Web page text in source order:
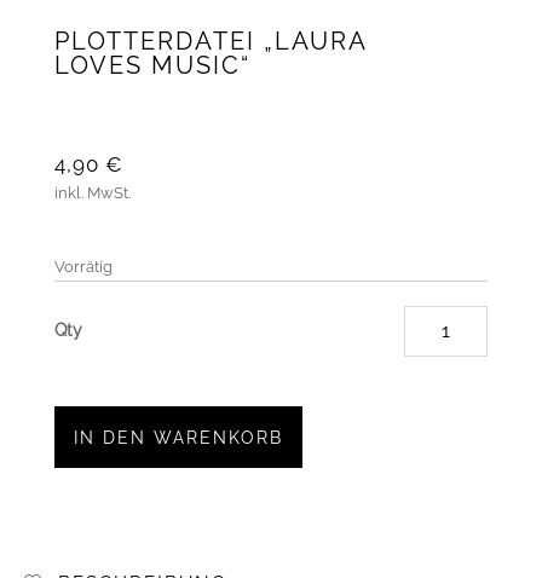
PLOTTERDATEI „LAURA
LOVES MUSIC“
4,90 €
inkl. MwSt.
Vorrätig
IN DEN WARENKORB